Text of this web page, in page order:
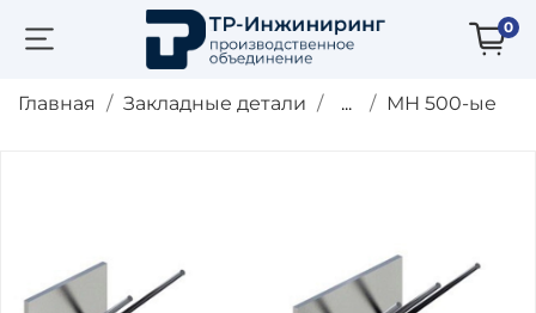
0
Главная Закладные детали ... МН 500-ые